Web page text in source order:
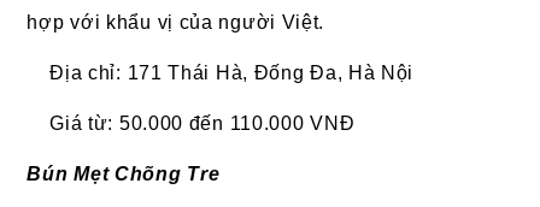
hợp với khẩu vị của người Việt.
Địa chỉ: 171 Thái Hà, Đống Đa, Hà Nội
Giá từ: 50.000 đến 110.000 VNĐ
Bún Mẹt Chõng Tre